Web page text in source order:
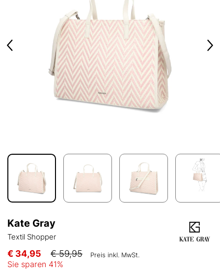
Kate Gray
Textil Shopper
€ 34,95 € 59,95 Preis inkl. MwSt.
Sie sparen 41%